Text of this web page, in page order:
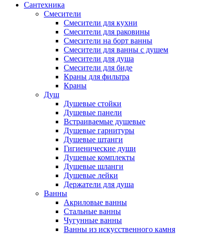
Сантехника
Смесители
Смесители для кухни
Смесители для раковины
Смесители на борт ванны
Смесители для ванны с душем
Смесители для душа
Смесители для биде
Краны для фильтра
Краны
Душ
Душевые стойки
Душевые панели
Встраиваемые душевые
Душевые гарнитуры
Душевые штанги
Гигиенические души
Душевые комплекты
Душевые шланги
Душевые лейки
Держатели для душа
Ванны
Акриловые ванны
Стальные ванны
Чугунные ванны
Ванны из искусственного камня